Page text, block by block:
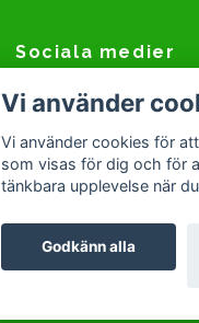
Sociala medier
Facebook
Instagram
Snapchat
Tiktok
Vi använder
Vi använder cookies för
som visas för dig och för
tänkbara upplevelse när
Godkänn alla